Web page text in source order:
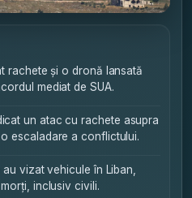
rachete și o dronă lansată
mediat de SUA.
un atac cu rachete asupra
escaladare a conflictului.
vizat vehicule în Liban,
inclusiv civili.